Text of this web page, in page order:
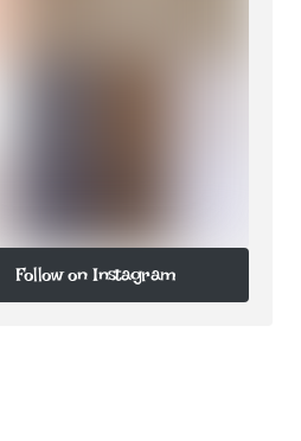
Follow on Instagram
Follow on Instagram